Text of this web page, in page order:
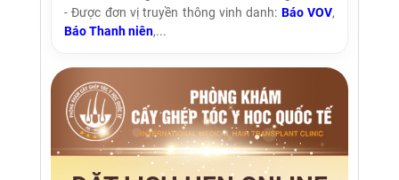
- Được đơn vị truyền thông vinh danh: Báo VOV,
Báo Thanh niên,...